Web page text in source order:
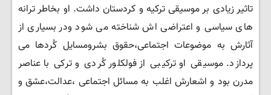
تاثیر زیادی بر موسیقی ترکیه و کردستان داشت. او بخاطر ترانه
های سیاسی و اعتراضی اش شناخته می شود ودر بسیاری از
آثارش به موضوعات اجتماعی،حقوق بشرومسایل کُردها می
پردازد. موسیقی او ترکیبی از فولکلور کُردی و ترکی با عناصر
مدرن بود و اشعارش اغلب به مسائل اجتماعی ،عدالت،عشق و